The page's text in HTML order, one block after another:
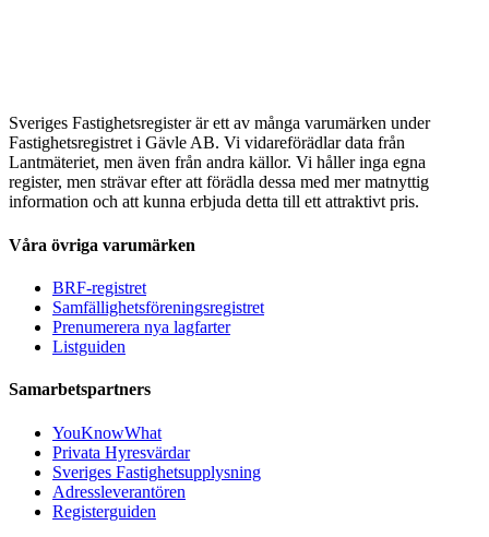
Sveriges Fastighetsregister är ett av många varumärken under
Fastighetsregistret i Gävle AB. Vi vidareförädlar data från
Lantmäteriet, men även från andra källor. Vi håller inga egna
register, men strävar efter att förädla dessa med mer matnyttig
information och att kunna erbjuda detta till ett attraktivt pris.
Våra övriga varumärken
BRF-registret
Samfällighetsföreningsregistret
Prenumerera nya lagfarter
Listguiden
Samarbetspartners
YouKnowWhat
Privata Hyresvärdar
Sveriges Fastighetsupplysning
Adressleverantören
Registerguiden